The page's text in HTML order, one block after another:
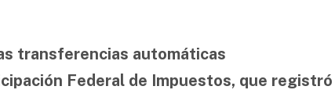
transferencias automáticas
Federal de Impuestos, que registró